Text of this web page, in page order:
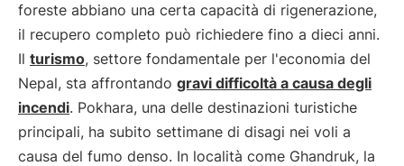
foreste abbiano una certa capacità di rigenerazione,
il recupero completo può richiedere fino a dieci anni.
Il turismo, settore fondamentale per l'economia del
Nepal, sta affrontando gravi difficoltà a causa degli
incendi. Pokhara, una delle destinazioni turistiche
principali, ha subito settimane di disagi nei voli a
causa del fumo denso. In località come Ghandruk, la